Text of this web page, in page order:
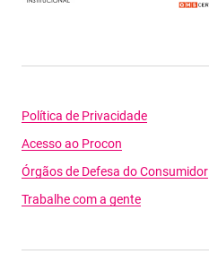
Política de Privacidade
Acesso ao Procon
Órgãos de Defesa do Consumidor
Trabalhe com a gente